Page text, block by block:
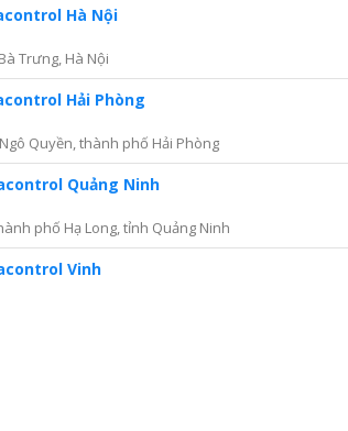
Hà Nội
Trưng, Hà Nội
Hải Phòng
Quyền, thành phố Hải Phòng
Quảng Ninh
phố Hạ Long, tỉnh Quảng Ninh
Vinh